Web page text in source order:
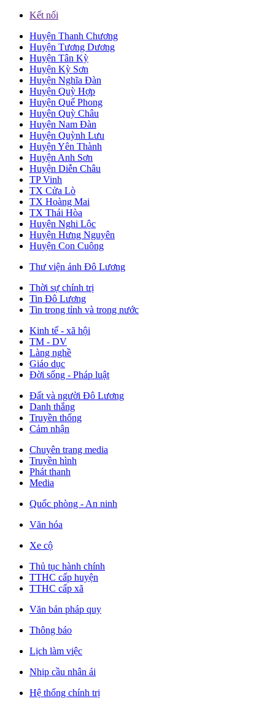
Kết nối
Huyện Thanh Chương
Huyện Tương Dương
Huyện Tân Kỳ
Huyện Kỳ Sơn
Huyện Nghĩa Đàn
Huyện Quỳ Hợp
Huyện Quế Phong
Huyện Quỳ Châu
Huyện Nam Đàn
Huyện Quỳnh Lưu
Huyện Yên Thành
Huyện Anh Sơn
Huyện Diễn Châu
TP Vinh
TX Cửa Lò
TX Hoàng Mai
TX Thái Hòa
Huyện Nghi Lộc
Huyện Hưng Nguyên
Huyện Con Cuông
Thư viện ảnh Đô Lương
Thời sự chính trị
Tin Đô Lương
Tin trong tỉnh và trong nước
Kinh tế - xã hội
TM - DV
Làng nghề
Giáo dục
Đời sống - Pháp luật
Đất và người Đô Lương
Danh thắng
Truyền thống
Cảm nhận
Chuyên trang media
Truyền hình
Phát thanh
Media
Quốc phòng - An ninh
Văn hóa
Xe cộ
Thủ tục hành chính
TTHC cấp huyện
TTHC cấp xã
Văn bản pháp quy
Thông báo
Lịch làm việc
Nhịp cầu nhân ái
Hệ thống chính trị